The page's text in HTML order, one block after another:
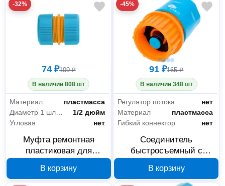
-32%
74 ₽109 ₽
В наличии 808 шт
Материал
пластмасса
Диаметр 1 шланга
1/2 дюйм
Угловая
нет
Муфта ремонтная
пластиковая для
64-2-024
В корзину
-45%
91 ₽165 ₽
В наличии 348 шт
Регулятор потока
нет
Материал
пластмасса
Гибкий коннектор
нет
Соединитель
быстросъемный с
внутренней резьбой
Yard 64-2-022, 3/4
В корзину